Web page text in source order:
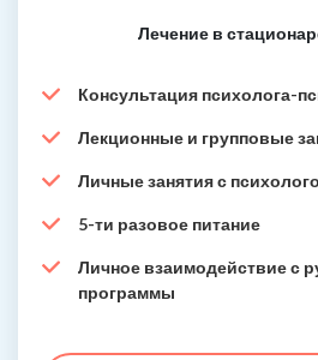
Лечение в
Консультация психолога-
Лекционные и групповые
Личные занятия с
5-ти разовое питание
Личное взаимодействие с
программы